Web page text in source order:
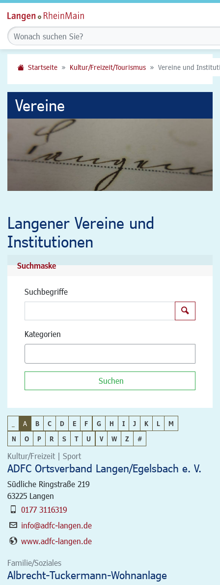
Startseite Kultur/Freizeit/Tourismus Vereine und
Vereine
Langener Vereine und
Institutionen
Suchmaske
Suchbegriffe
Kategorien
Suchen
A B C D E F G H I J K L
M
N
O P R S T U V W Z #
Kultur/Freizeit | Sport
ADFC Ortsverband Langen/Egelsbach e. V.
Südliche Ringstraße 219
63225 Langen
0177 3116319
info@adfc-langen.de
www.adfc-langen.de
Familie/Soziales
Albrecht-Tuckermann-Wohnanlage